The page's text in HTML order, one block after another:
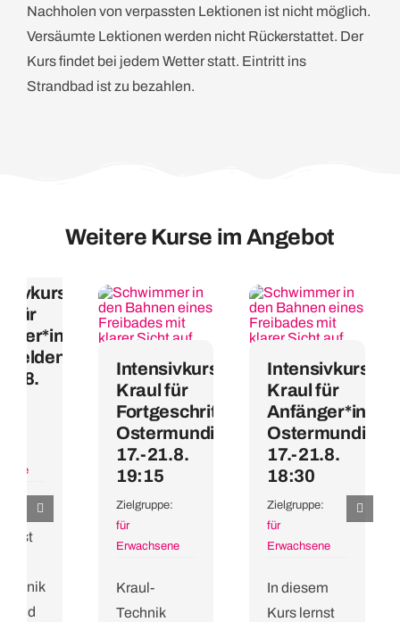
Nachholen von verpassten Lektionen ist nicht möglich.
Versäumte Lektionen werden nicht Rückerstattet. Der
Kurs findet bei jedem Wetter statt. Eintritt ins
Strandbad ist zu bezahlen.
Weitere Kurse im Angebot
für
Intensivkurs
Kraul für
Fortgeschrittene
Ostermundigen,
17.-21.8.
19:15
Zielgruppe:
für
Erwachsene
Kraul-
Technik
Intensivkurs
Kraul für
Anfänger*innen
17.-21.8.
18:30
Zielgruppe:
für
Erwachsene
In diesem
Kurs lernst